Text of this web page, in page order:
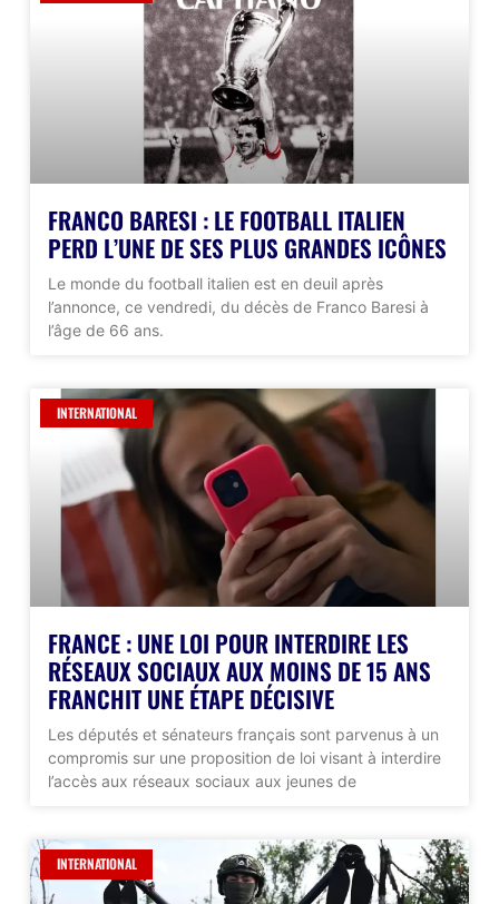
FRANCO BARESI : LE FOOTBALL ITALIEN
PERD L’UNE DE SES PLUS GRANDES ICÔNES
Le monde du football italien est en deuil après
l’annonce, ce vendredi, du décès de Franco Baresi à
l’âge de 66 ans.
INTERNATIONAL
FRANCE : UNE LOI POUR INTERDIRE LES
RÉSEAUX SOCIAUX AUX MOINS DE 15 ANS
FRANCHIT UNE ÉTAPE DÉCISIVE
Les députés et sénateurs français sont parvenus à un
compromis sur une proposition de loi visant à interdire
l’accès aux réseaux sociaux aux jeunes de
INTERNATIONAL